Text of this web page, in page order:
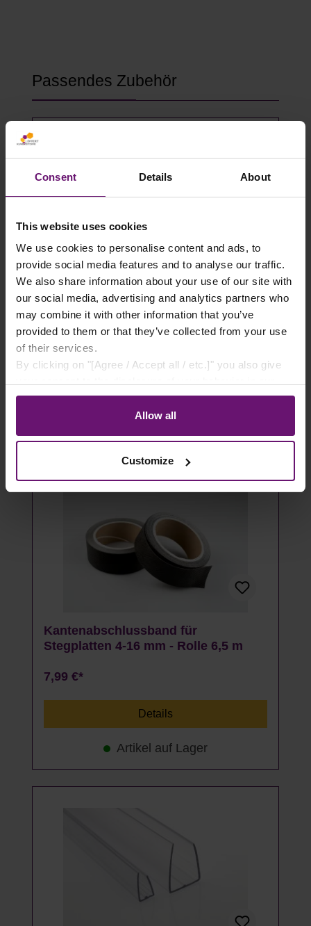
Consent Details About
This website uses cookies
We use cookies to personalise content and ads, to
provide social media features and to analyse our traffic.
We also share information about your use of our site with
our social media, advertising and analytics partners who
may combine it with other information that you’ve
provided to them or that they’ve collected from your use
of their services.
By clicking on "[Agree / Accept all / etc.]" you also give
store to our partner, shopware AG (Ebbinghoff 10, 48624
Schöppingen, Germany), which cannot assign this data
to you personally, but may process it for its own
Allow all
Customize
Produktgalerie überspringen
Passendes Zubehör
Gewächshausklammern 4 bis 10 mm
- 100 Stück
14,49 €*
Artikel ausverkauft
Kantenabschlussband für
Stegplatten 4-16 mm - Rolle 6,5 m
7,99 €*
Details
Artikel auf Lager